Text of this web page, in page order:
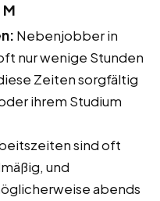
Nebenjobber in
nur wenige Stunden
Zeiten sorgfältig
ihrem Studium
sind oft
und
abends